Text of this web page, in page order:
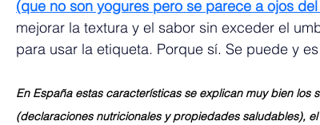
(que no son yogures pero se parece a ojos
mejorar la textura y el sabor sin exceder el
para usar la etiqueta. Porque sí. Se puede y
En España estas características se explican muy bien los
(declaraciones nutricionales y propiedades saludables),